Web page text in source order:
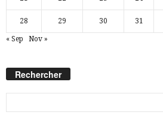
28 29 30 31
« Sep Nov »
Rechercher